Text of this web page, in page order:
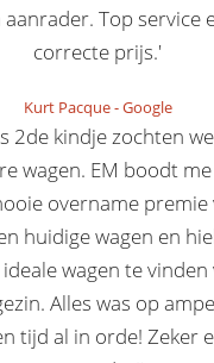
aanrader. Top service
correcte prijs.'
Kurt Pacque-Google
2de kindje zochten
wagen. EM boodt
overname premie
huidige wagen en
wagen te
Alles was op
tijd al in orde! Zeker